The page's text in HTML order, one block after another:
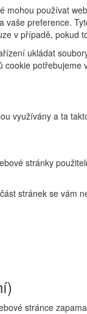
mohou používat
vaše preference.
v případě, pokud
ukládat
potřebujeme
využívány a ta
stránky
stránek se vám
stránce